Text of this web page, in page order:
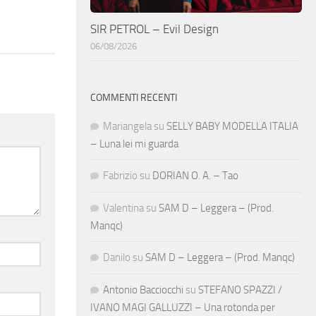
SIR PETROL – Evil Design
06/08/2026
COMMENTI RECENTI
Mariangela su SELLY BABY MODELLA ITALIA
– Luna lei mi guarda
Fabrizio su DORIAN O. A. – Tao
Valentina su SAM D – Leggera – (Prod.
Manqc)
Danilo su SAM D – Leggera – (Prod. Manqc)
Antonio Bacciocchi su STEFANO SPAZZI /
IVANO MAGI GALLUZZI – Una rotonda per